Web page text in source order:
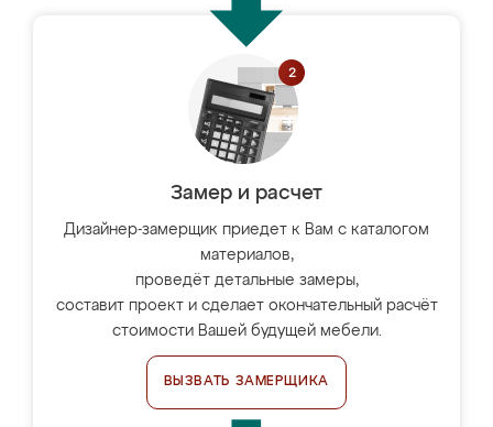
Замер и расчет
Дизайнер-замерщик приедет к Вам с каталогом
материалов,
проведёт детальные замеры,
составит проект и сделает окончательный расчёт
стоимости Вашей будущей мебели.
ВЫЗВАТЬ ЗАМЕРЩИКА